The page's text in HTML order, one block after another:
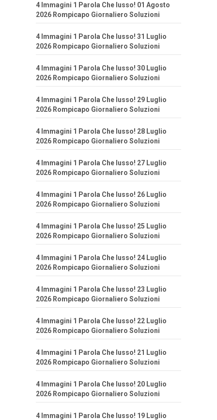
4 Immagini 1 Parola Che lusso! 01 Agosto
2026 Rompicapo Giornaliero Soluzioni
4 Immagini 1 Parola Che lusso! 31 Luglio
2026 Rompicapo Giornaliero Soluzioni
4 Immagini 1 Parola Che lusso! 30 Luglio
2026 Rompicapo Giornaliero Soluzioni
4 Immagini 1 Parola Che lusso! 29 Luglio
2026 Rompicapo Giornaliero Soluzioni
4 Immagini 1 Parola Che lusso! 28 Luglio
2026 Rompicapo Giornaliero Soluzioni
4 Immagini 1 Parola Che lusso! 27 Luglio
2026 Rompicapo Giornaliero Soluzioni
4 Immagini 1 Parola Che lusso! 26 Luglio
2026 Rompicapo Giornaliero Soluzioni
4 Immagini 1 Parola Che lusso! 25 Luglio
2026 Rompicapo Giornaliero Soluzioni
4 Immagini 1 Parola Che lusso! 24 Luglio
2026 Rompicapo Giornaliero Soluzioni
4 Immagini 1 Parola Che lusso! 23 Luglio
2026 Rompicapo Giornaliero Soluzioni
4 Immagini 1 Parola Che lusso! 22 Luglio
2026 Rompicapo Giornaliero Soluzioni
4 Immagini 1 Parola Che lusso! 21 Luglio
2026 Rompicapo Giornaliero Soluzioni
4 Immagini 1 Parola Che lusso! 20 Luglio
2026 Rompicapo Giornaliero Soluzioni
4 Immagini 1 Parola Che lusso! 19 Luglio